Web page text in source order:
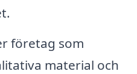
företag som
material och